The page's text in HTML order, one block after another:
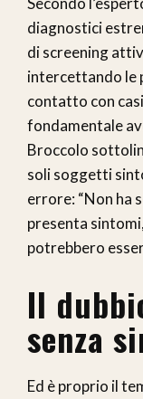
diagnostici
di screening
intercettando le
contatto con
fondamentale
Broccolo
soli soggetti
errore: “Non ha
presenta
potrebbero
Il
senza
Ed è proprio il